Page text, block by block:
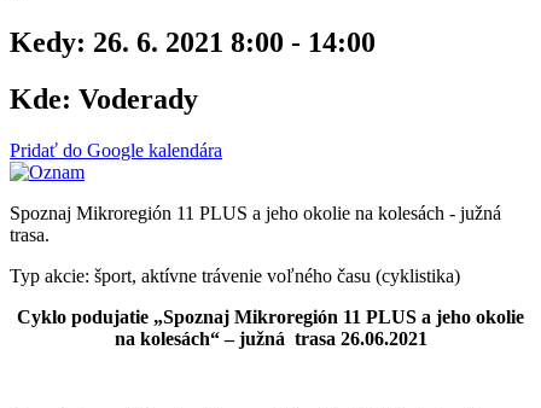
Kedy: 26. 6. 2021 8:00 - 14:00
Kde: Voderady
Pridať do Google kalendára
Spoznaj Mikroregión 11 PLUS a jeho okolie na kolesách - južná
trasa.
Typ akcie: šport, aktívne trávenie voľného času (cyklistika)
Cyklo podujatie „Spoznaj Mikroregión 11 PLUS a jeho okolie
na kolesách“ – južná trasa 26.06.2021